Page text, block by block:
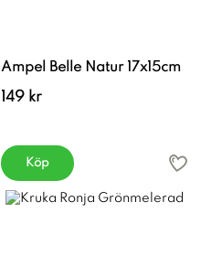
Ampel Belle Natur 17x15cm
149 kr
Köp